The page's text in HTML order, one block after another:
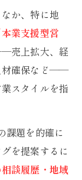
か、特に地
本業支援型営
売上拡大、経
材確保など——
スタイルを指
課題を的確に
を提案するに
談履歴・地域